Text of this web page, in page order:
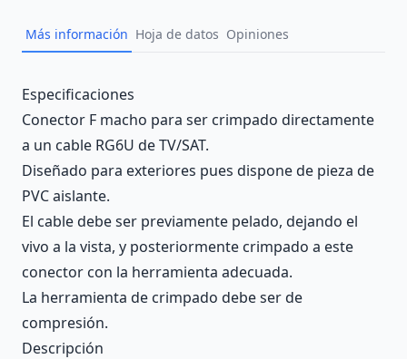
Más información Hoja de datos Opiniones
Description
Especificaciones
Conector F macho para ser crimpado directamente
a un cable RG6U de TV/SAT.
Diseñado para exteriores pues dispone de pieza de
PVC aislante.
El cable debe ser previamente pelado, dejando el
vivo a la vista, y posteriormente crimpado a este
conector con la herramienta adecuada.
La herramienta de crimpado debe ser de
compresión.
Descripción